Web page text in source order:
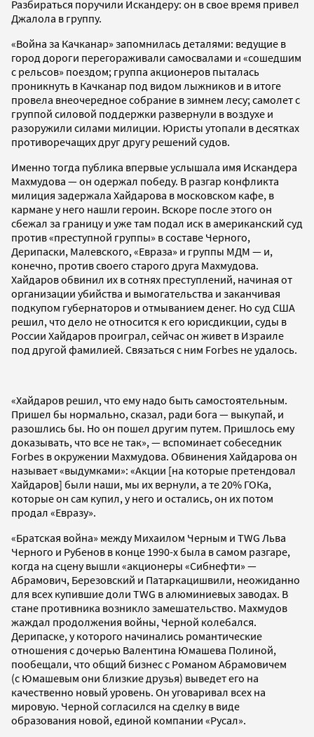
Разбираться поручили Искандеру: он в свое время привел
Джалола в группу.
«Война за Качканар» запомнилась деталями: ведущие в
город дороги перегораживали самосвалами и «сошедшим
с рельсов» поездом; группа акционеров пыталась
проникнуть в Качканар под видом лыжников и в итоге
провела внеочередное собрание в зимнем лесу; самолет с
группой силовой поддержки развернули в воздухе и
разоружили силами милиции. Юристы утопали в десятках
противоречащих друг другу решений судов.
Именно тогда публика впервые услышала имя Искандера
Махмудова — он одержал победу. В разгар конфликта
милиция задержала Хайдарова в московском кафе, в
кармане у него нашли героин. Вскоре после этого он
сбежал за границу и уже там подал иск в американский суд
против «преступной группы» в составе Черного,
Дерипаски, Малевского, «Евраза» и группы МДМ — и,
конечно, против своего старого друга Махмудова.
Хайдаров обвинил их в сотнях преступлений, начиная от
организации убийства и вымогательства и заканчивая
подкупом губернаторов и отмыванием денег. Но суд США
решил, что дело не относится к его юрисдикции, суды в
России Хайдаров проиграл, сейчас он живет в Израиле
под другой фамилией. Связаться с ним Forbes не удалось.
«Хайдаров решил, что ему надо быть самостоятельным.
Пришел бы нормально, сказал, ради бога — выкупай, и
разошлись бы. Но он пошел другим путем. Пришлось ему
доказывать, что все не так», — вспоминает собеседник
Forbes в окружении Махмудова. Обвинения Хайдарова он
называет «выдумками»: «Акции [на которые претендовал
Хайдаров] были наши, мы их вернули, а те 20% ГОКа,
которые он сам купил, у него и остались, он их потом
продал «Евразу».
«Братская война» между Михаилом Черным и TWG Льва
Черного и Рубенов в конце 1990-х была в самом разгаре,
когда на сцену вышли «акционеры «Сибнефти» —
Абрамович, Березовский и Патаркацишвили, неожиданно
для всех купившие доли TWG в алюминиевых заводах. В
стане противника возникло замешательство. Махмудов
жаждал продолжения войны, Черной колебался.
Дерипаске, у которого начинались романтические
отношения с дочерью Валентина Юмашева Полиной,
пообещали, что общий бизнес с Романом Абрамовичем
(с Юмашевым они близкие друзья) выведет его на
качественно новый уровень. Он уговаривал всех на
мировую. Черной согласился на сделку в виде
образования новой, единой компании «Русал».